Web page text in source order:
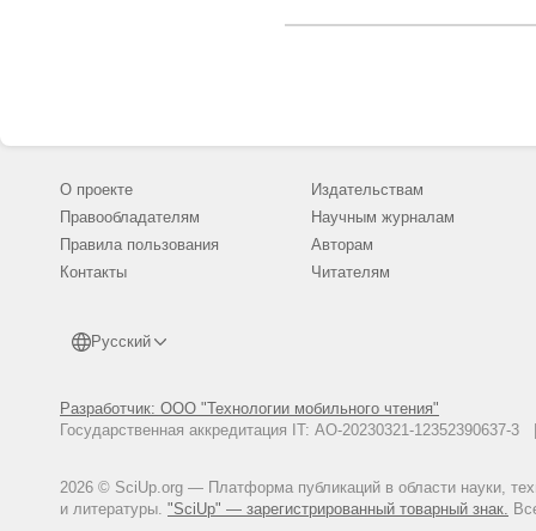
О проекте
Правообладателям
Правила пользования
Контакты
Русский
Разработчик: ООО "Технологии мобильного чтения"
Государственная аккредитация IT: АО-20230321-
2026 © SciUp.org — Платформа публикаций в области науки,
и литературы. "SciUp" — зарегистрированный товарный знак.
Издательствам
Научным журналам
Авторам
Читателям